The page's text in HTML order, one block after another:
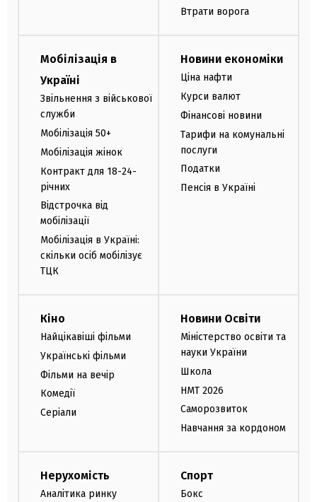
Втрати ворога
Мобілізація в
Україні
Звільнення з військової
служби
Мобілізація 50+
Мобілізація жінок
Контракт для 18-24-
річних
Відстрочка від
мобілізації
Мобілізація в Україні:
скільки осіб мобілізує
ТЦК
Новини економіки
Ціна нафти
Курси валют
Фінансові новини
Тарифи на комунальні
послуги
Податки
Пенсія в Україні
Кіно
Найцікавіші фільми
Українські фільми
Фільми на вечір
Комедії
Серіали
Новини Освіти
Міністерство освіти та
науки України
Школа
НМТ 2026
Саморозвиток
Навчання за кордоном
Нерухомість
Аналітика ринку
Спорт
Бокс